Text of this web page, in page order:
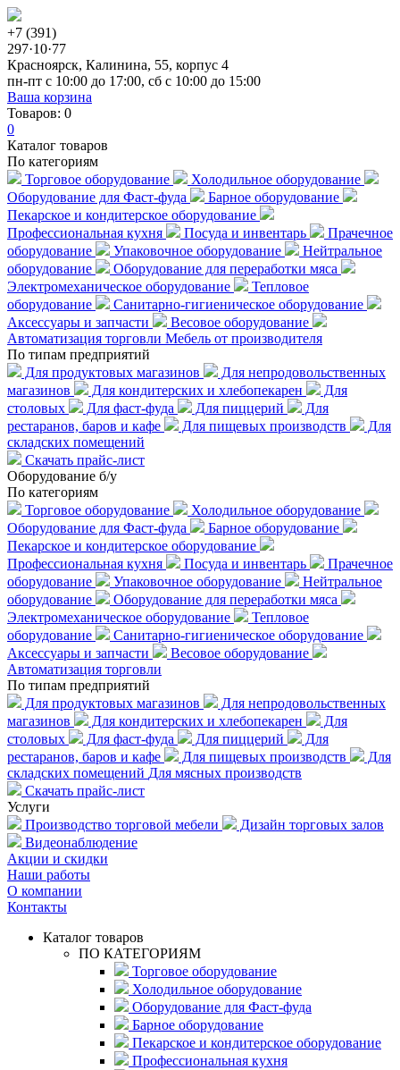
+7 (391)
297·10·77
Красноярск, Калинина, 55, корпус 4
пн-пт с 10:00 до 17:00, сб с 10:00 до 15:00
Ваша корзина
Товаров: 0
0
Каталог товаров
По категориям
Торговое оборудование
Холодильное оборудование
Оборудование для Фаст-фуда
Барное оборудование
Пекарское и кондитерское оборудование
Профессиональная кухня
Посуда и инвентарь
Прачечное
оборудование
Упаковочное оборудование
Нейтральное
оборудование
Оборудование для переработки мяса
Электромеханическое оборудование
Тепловое
оборудование
Санитарно-гигиеническое оборудование
Аксессуары и запчасти
Весовое оборудование
Автоматизация торговли Мебель от производителя
По типам предприятий
Для продуктовых магазинов
Для непродовольственных
магазинов
Для кондитерских и хлебопекарен
Для
столовых
Для фаст-фуда Для пиццерий
Для
рестаранов, баров и кафе
Для пищевых производств
Для
складских помещений
Скачать прайс-лист
Оборудование б/у
По категориям
Торговое оборудование
Холодильное оборудование
Оборудование для Фаст-фуда
Барное оборудование
Пекарское и кондитерское оборудование
Профессиональная кухня
Посуда и инвентарь
Прачечное
оборудование
Упаковочное оборудование
Нейтральное
оборудование
Оборудование для переработки мяса
Электромеханическое оборудование
Тепловое
оборудование
Санитарно-гигиеническое оборудование
Аксессуары и запчасти
Весовое оборудование
Автоматизация торговли
По типам предприятий
Для продуктовых магазинов
Для непродовольственных
магазинов
Для кондитерских и хлебопекарен
Для
столовых
Для фаст-фуда Для пиццерий
Для
рестаранов, баров и кафе
Для пищевых производств
Для
складских помещений Для мясных производств
Скачать прайс-лист
Услуги
Производство торговой мебели
Дизайн торговых залов
Видеонаблюдение
Акции и скидки
Наши работы
О компании
Контакты
Каталог товаров
ПО КАТЕГОРИЯМ
Торговое оборудование
Холодильное оборудование
Оборудование для Фаст-фуда
Барное оборудование
Пекарское и кондитерское оборудование
Профессиональная кухня